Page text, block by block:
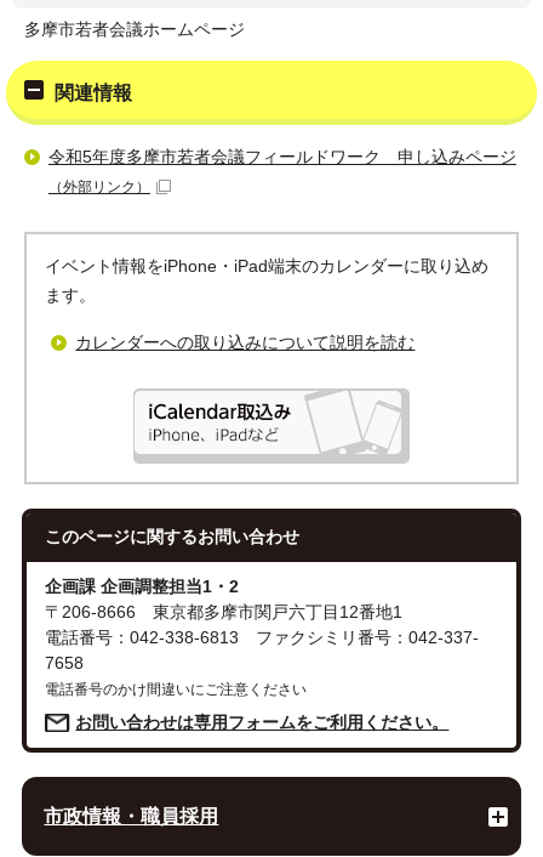
多摩市若者会議ホームページ
関連情報
令和5年度多摩市若者会議フィールドワーク 申し込みページ
（外部リンク）
イベント情報をiPhone・iPad端末のカレンダーに取り込め
ます。
カレンダーへの取り込みについて説明を読む
このページに関するお問い合わせ
企画課 企画調整担当1・2
〒206-8666 東京都多摩市関戸六丁目12番地1
電話番号：042-338-6813 ファクシミリ番号：042-337-
7658
電話番号のかけ間違いにご注意ください
お問い合わせは専用フォームをご利用ください。
市政情報・職員採用